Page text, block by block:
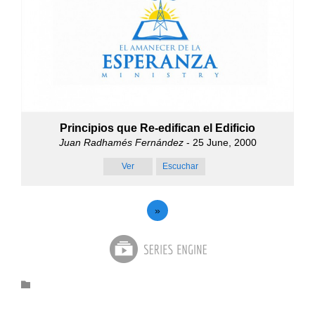
Principios que Re-edifican el Edificio
Juan Radhamés Fernández- 25 June, 2000
Ver Escuchar
»
